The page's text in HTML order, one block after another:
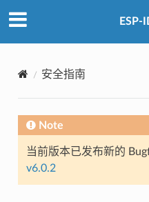
ESP-
安全指南
Note
当前版本已发布新的
v6.0.2